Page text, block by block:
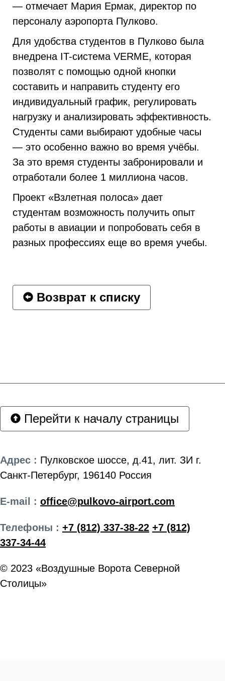
— отмечает Мария Ермак, директор по
персоналу аэропорта Пулково.
Для удобства студентов в Пулково была
внедрена IT-система VERME, которая
позволят с помощью одной кнопки
составить и направить студенту его
индивидуальный график, регулировать
нагрузку и анализировать эффективность.
Студенты сами выбирают удобные часы
— это особенно важно во время учёбы.
За это время студенты забронировали и
отработали более 1 миллиона часов.
Проект «Взлетная полоса» дает
студентам возможность получить опыт
работы в авиации и попробовать себя в
разных профессиях еще во время учебы.
Возврат к списку
Перейти к началу страницы
Адрес : Пулковское шоссе, д.41, лит. ЗИ г.
Санкт-Петербург, 196140 Россия
E-mail : office@pulkovo-airport.com
Телефоны : +7 (812) 337-38-22 +7 (812)
337-34-44
© 2023 «Воздушные Ворота Северной
Столицы»